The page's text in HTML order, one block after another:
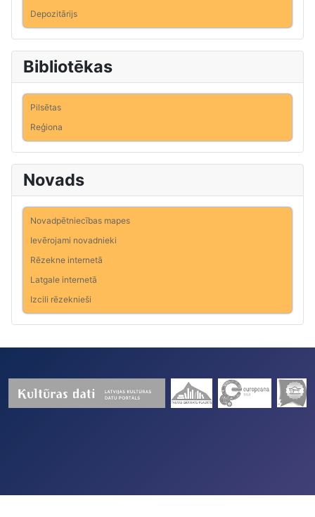
Depozitārijs
Bibliotēkas
Pilsētas
Reģiona
Novads
Novadpētniecības mapes
Ievērojami novadnieki
Rēzekne internetā
Latgale internetā
Izcili rēzeknieši